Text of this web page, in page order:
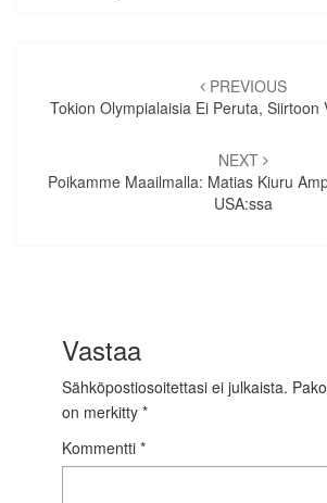
selaus
PREVIOUS
Tokion Olympialaisia Ei Peruta, Siirtoon
NEXT
Poikamme Maailmalla: Matias Kiuru
USA:ssa
Vastaa
Sähköpostiosoitettasi ei julkaista.
on merkitty *
Kommentti *